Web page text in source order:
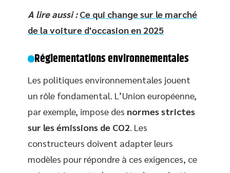
A lire aussi : Ce qui change sur le marché
de la voiture d'occasion en 2025
Réglementations environnementales
Les politiques environnementales jouent
un rôle fondamental. L’Union européenne,
par exemple, impose des normes strictes
sur les émissions de CO2. Les
constructeurs doivent adapter leurs
modèles pour répondre à ces exigences, ce